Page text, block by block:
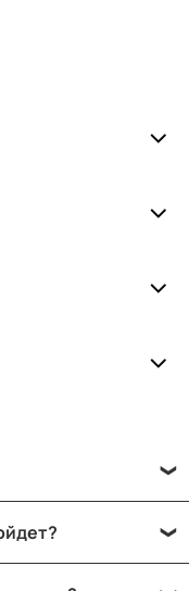
для Вас
513 43 41, и мы с